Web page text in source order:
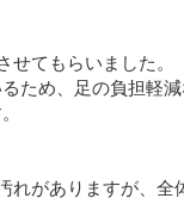
てもらいました。
ため、足の負担軽減
がありますが、全